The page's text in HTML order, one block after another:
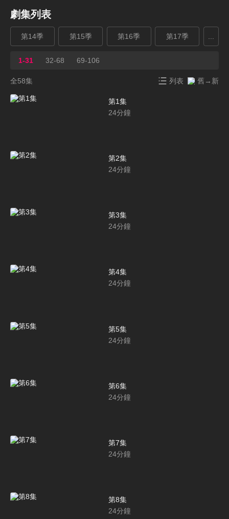
劇集列表
第14季 第15季 第16季 第17季
1-31 32-68 69-106
全58集 列表 舊→新
第1集
24分鐘
第2集
24分鐘
第3集
24分鐘
第4集
24分鐘
第5集
24分鐘
第6集
24分鐘
第7集
24分鐘
第8集
24分鐘